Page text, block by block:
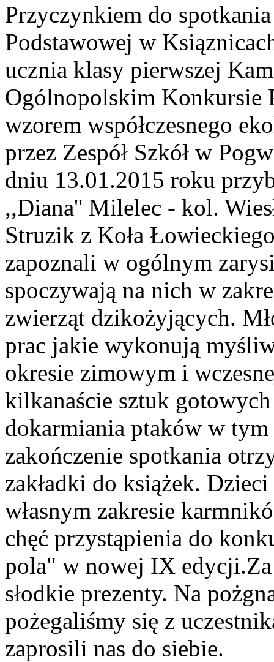
Przyczynkiem do
Podstawowej w
ucznia klasy pierwszej
Ogólnopolskim Konkursie
wzorem współczesnego
przez Zespół Szkół w
dniu 13.01.2015 roku
,,Diana'' Milelec - kol.
Struzik z Koła
zapoznali w ogólnym
spoczywają na nich w
zwierząt dzikożyjących.
prac jakie wykonują
okresie zimowym i
kilkanaście sztuk
dokarmiania ptaków w
zakończenie spotkania
zakładki do książek.
własnym zakresie
chęć przystąpienia do
pola" w nowej IX
słodkie prezenty. Na
pożegaliśmy się z
zaprosili nas do siebie.